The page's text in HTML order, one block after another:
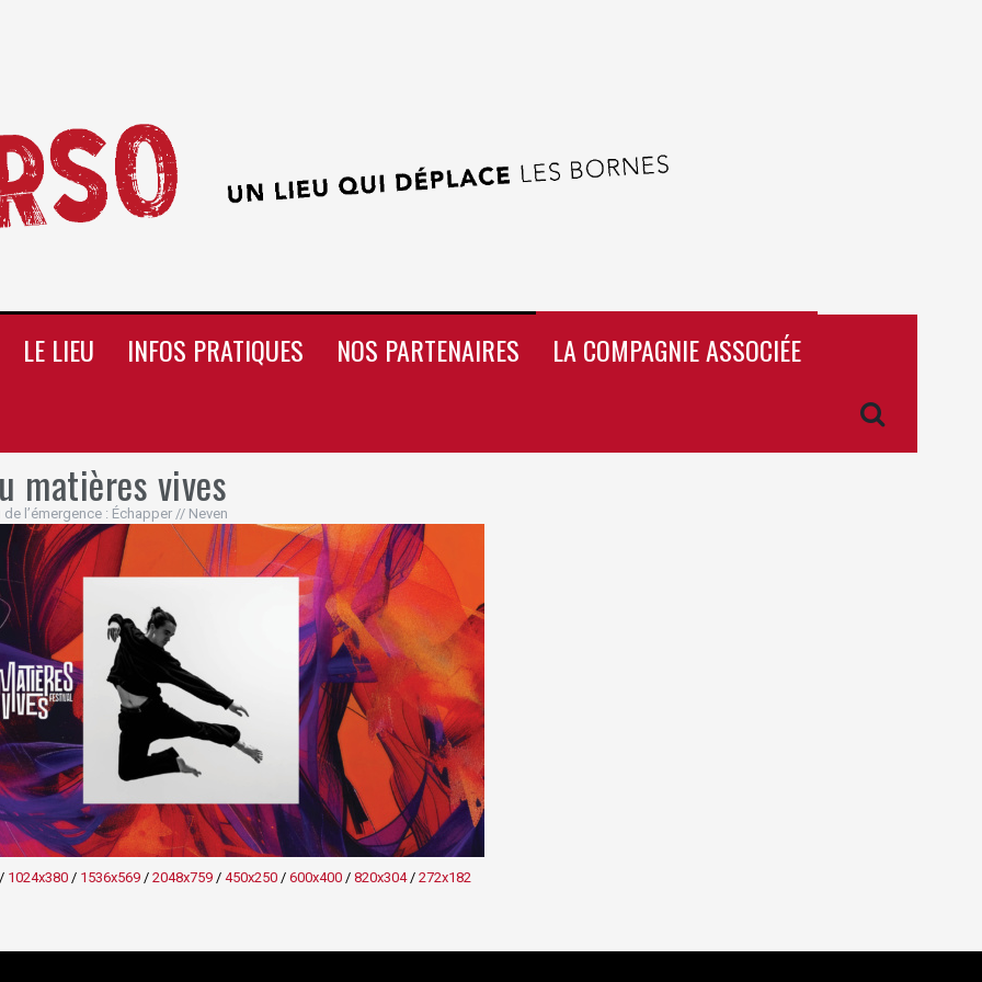
LE LIEU INFOS PRATIQUES NOS PARTENAIRES
LA COMPAGNIE ASSOCIÉE
matières vives
l’émergence : Échapper // Neven
1024x380/ 1536x569/ 2048x759/ 450x250/ 600x400/ 820x304/ 272x182